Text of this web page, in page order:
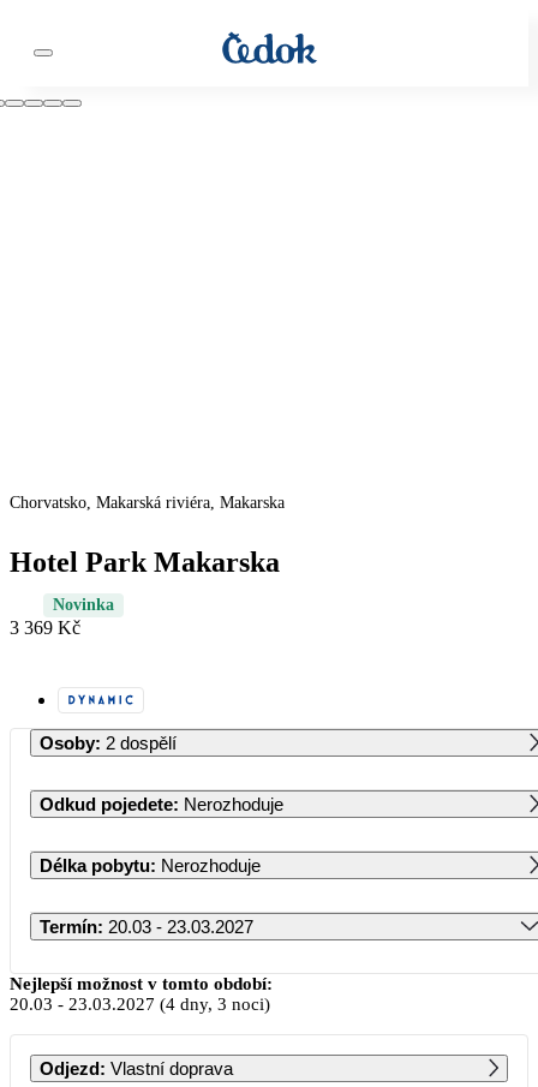
Chorvatsko, Makarská riviéra, Makarska
Hotel Park Makarska
Novinka
3 369 Kč
Osoby: 2 dospělí
Odkud pojedete: Nerozhoduje
Délka pobytu: Nerozhoduje
Termín: 20.03 - 23.03.2027
Březen 2027
PO ÚT ST ČT PÁ SO NE
Nejlepší možnost v tomto období:
20.03 - 23.03.2027 (4 dny, 3 noci)
Odjezd: Vlastní doprava